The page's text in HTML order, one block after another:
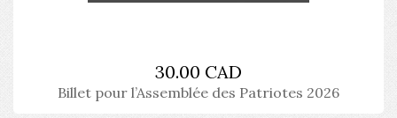
30.00 CAD
Billet pour l’Assemblée des Patriotes 2026